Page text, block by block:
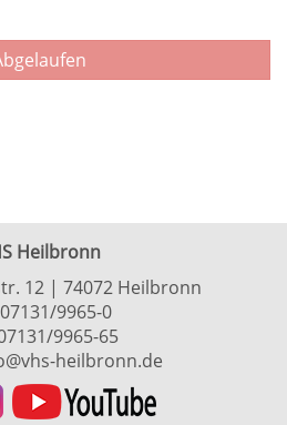
Heilbronn
12 | 74072 Heilbronn
07131/9965-0
9965-65
heilbronn.de